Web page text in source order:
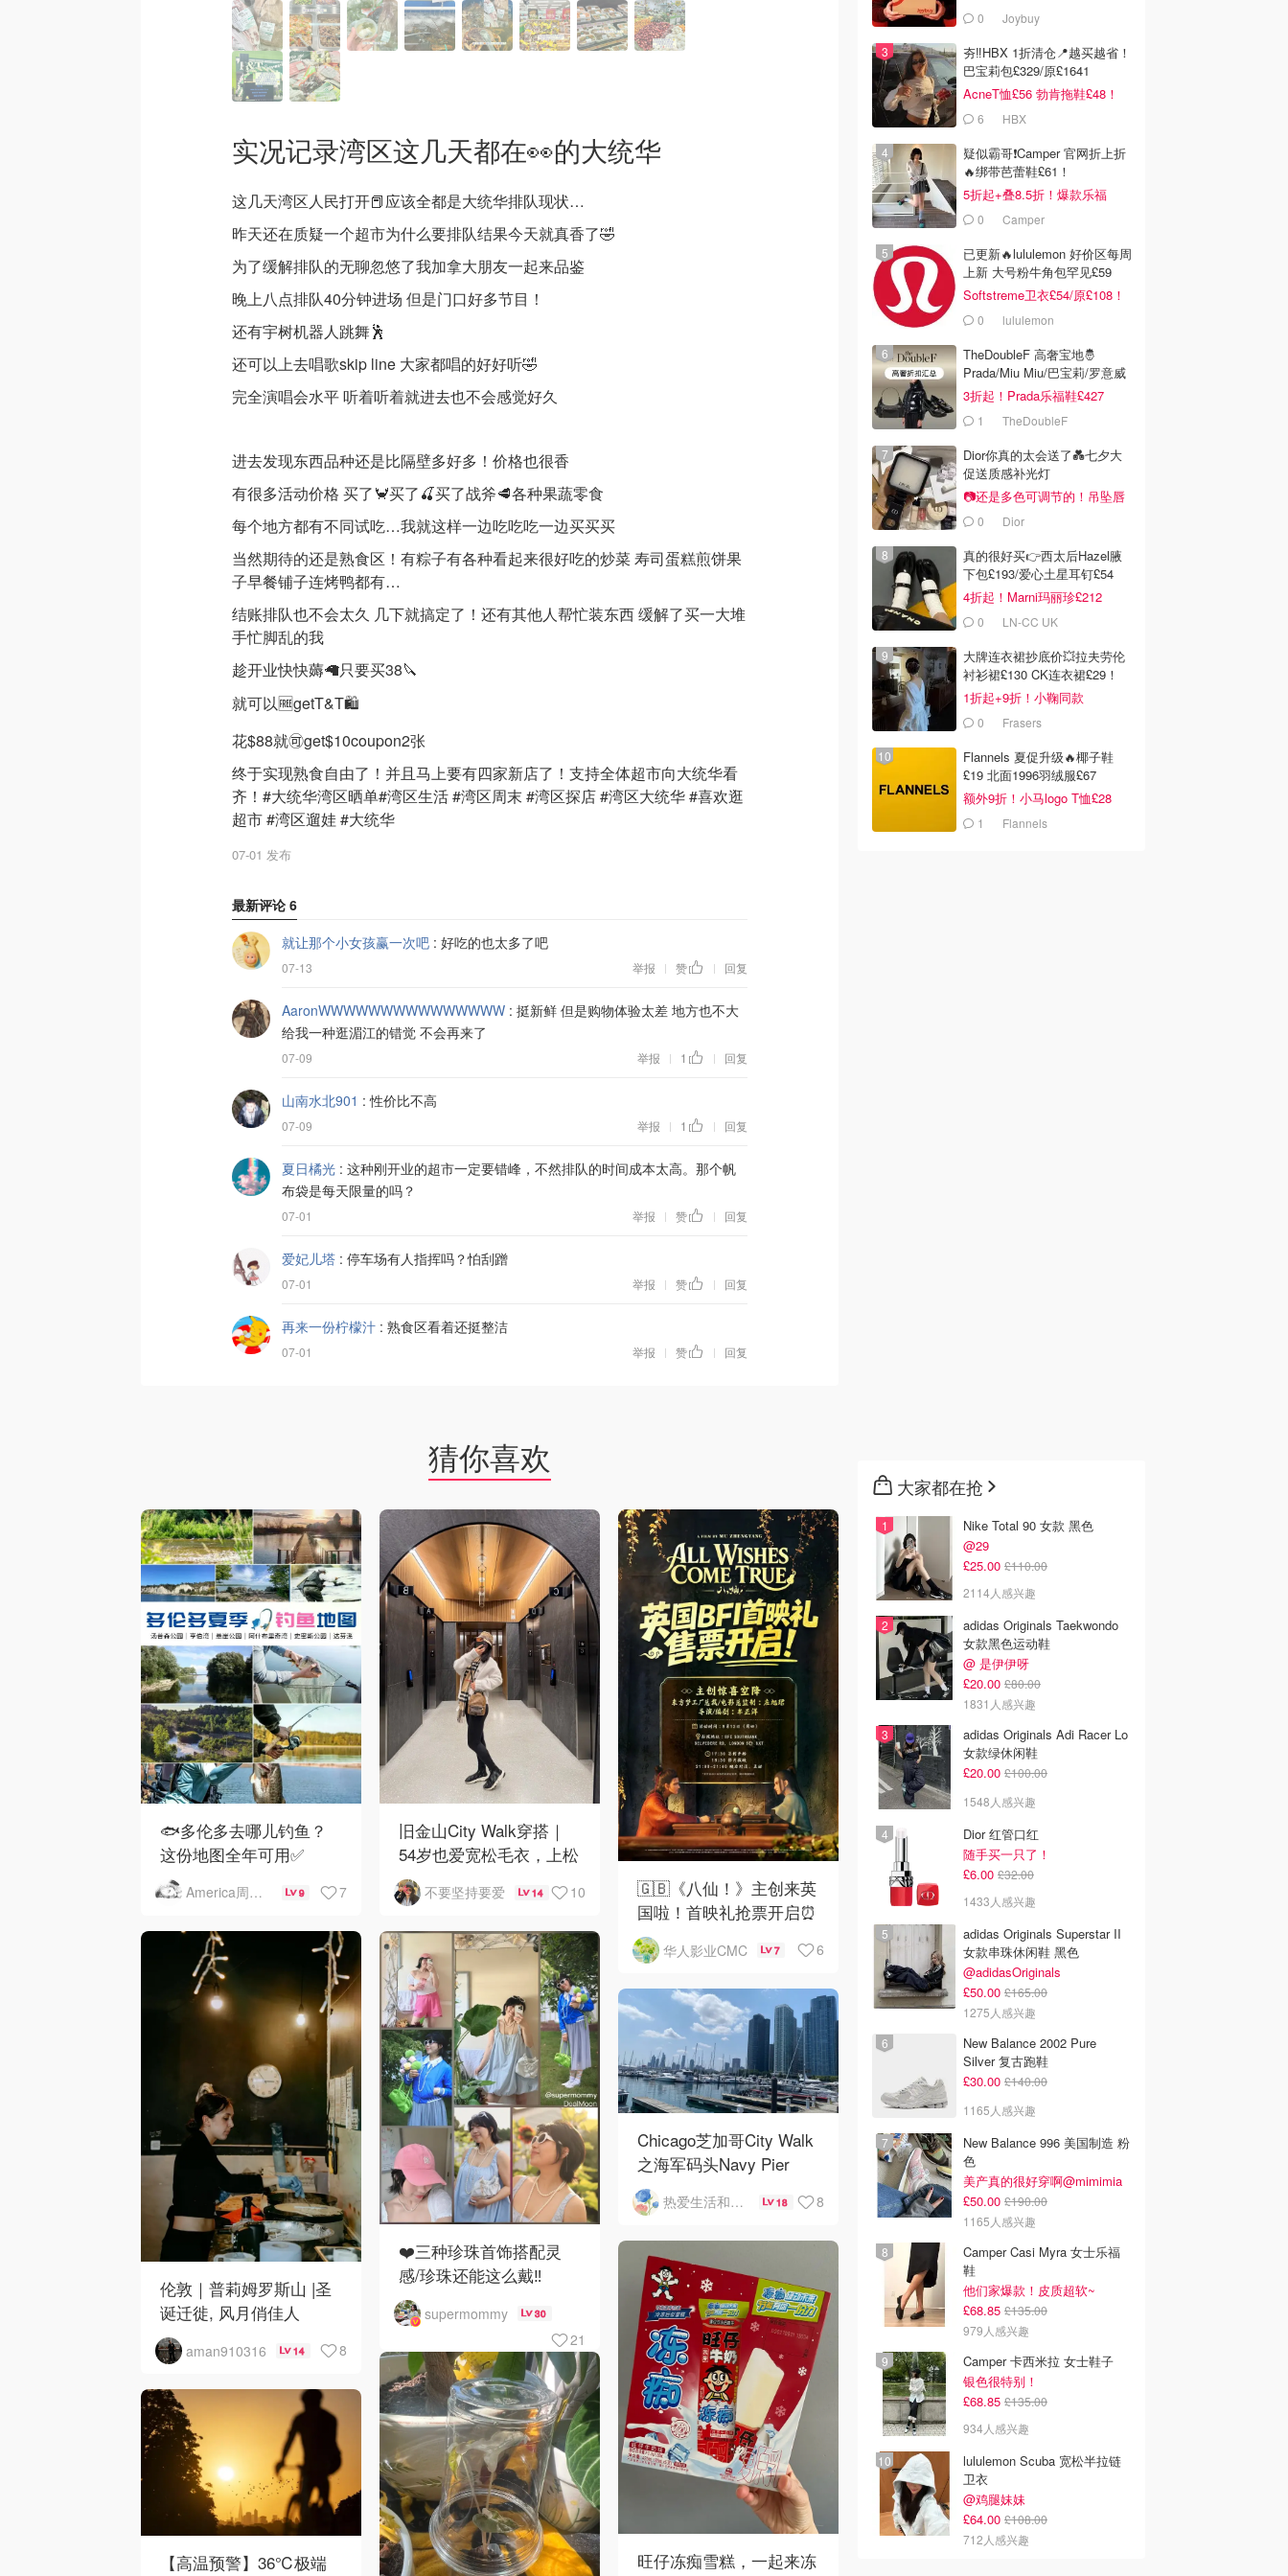
实况记录湾区这几天都在👀的大统华
这几天湾区人民打开📕应该全都是大统华排队现状…
昨天还在质疑一个超市为什么要排队结果今天就真香了🤣
为了缓解排队的无聊忽悠了我加拿大朋友一起来品鉴
晚上八点排队40分钟进场 但是门口好多节目！
还有宇树机器人跳舞🕺
还可以上去唱歌skip line 大家都唱的好好听🤣
完全演唱会水平 听着听着就进去也不会感觉好久
进去发现东西品种还是比隔壁多好多！价格也很香
有很多活动价格 买了🦀买了🍒买了战斧🥩各种果蔬零食
每个地方都有不同试吃…我就这样一边吃吃吃一边买买买
当然期待的还是熟食区！有粽子有各种看起来很好吃的炒菜 寿司蛋糕煎饼果
子早餐铺子连烤鸭都有…
结账排队也不会太久 几下就搞定了！还有其他人帮忙装东西 缓解了买一大堆
手忙脚乱的我
趁开业快快薅🦙只要买38🔪
就可以🆓getT&T🛍️
花$88就🉑get$10coupon2张
终于实现熟食自由了！并且马上要有四家新店了！支持全体超市向大统华看
齐！#大统华湾区晒单#湾区生活 #湾区周末 #湾区探店 #湾区大统华 #喜欢逛
超市 #湾区遛娃 #大统华
07-01 发布
最新评论 6
就让那个小女孩赢一次吧 : 好吃的也太多了吧
07-13 举报 | 赞 | 回复
AaronWWWWWWWWWWWWWWW : 挺新鲜 但是购物体验太差 地方也不大
给我一种逛湄江的错觉 不会再来了
07-09 举报 | 1 | 回复
山南水北901 :性价比不高
07-09 举报 | 1 | 回复
夏日橘光 : 这种刚开业的超市一定要错峰，不然排队的时间成本太高。那个帆
布袋是每天限量的吗？
07-01 举报 | 赞 | 回复
爱妃儿塔 : 停车场有人指挥吗？怕刮蹭
07-01 举报 | 赞 | 回复
再来一份柠檬汁 : 熟食区看着还挺整洁
07-01 举报 | 赞 | 回复
猜你喜欢
🐟多伦多去哪儿钓鱼？
这份地图全年可用✅
America周末快讯 9 7
旧金山City Walk穿搭｜
54岁也爱宽松毛衣，上松
下紧真的很救比例
不要坚持要爱 14 10
🇬🇧《八仙！》主创来英
国啦！首映礼抢票开启⏰
华人影业CMC 7 6
伦敦｜普莉姆罗斯山 |圣
诞迁徙, 风月俏佳人
aman910316 14 8
❤️三种珍珠首饰搭配灵
感/珍珠还能这么戴‼️
supermommy 30
21
Chicago芝加哥City Walk
之海军码头Navy Pier
热爱生活和自由的轻舞飞扬 18 8
旺仔冻痴雪糕，一起来冻
【高温预警】36℃极端
£110 Joybuy
夯‼️HBX 1折清仓📍越买越省！
巴宝莉包£329/原£1641
AcneT恤£56 勃肯拖鞋£48！
6 HBX
疑似霸哥❗️Camper 官网折上折
🔥绑带芭蕾鞋£61！
5折起+叠8.5折！爆款乐福
£68！
0 Camper
已更新🔥lululemon 好价区每周
上新 大号粉牛角包罕见£59
Softstreme卫衣£54/原£108！
0 lululemon
TheDoubleF 高奢宝地🤴
Prada/Miu Miu/巴宝莉/罗意威
3折起！Prada乐福鞋£427
1 TheDoubleF
Dior你真的太会送了💑七夕大
促送质感补光灯
📷还是多色可调节的！吊坠唇
蜜£33
0 Dior
真的很好买👉西太后Hazel腋
下包£193/爱心土星耳钉£54
4折起！Marni玛丽珍£212
0 LN-CC UK
大牌连衣裙抄底价💥拉夫劳伦
衬衫裙£130 CK连衣裙£29！
1折起+9折！小鞠同款
Ganni£88
0 Frasers
Flannels 夏促升级🔥椰子鞋
£19 北面1996羽绒服£67
额外9折！小马logo T恤£28
1 Flannels
大家都在抢
Nike Total 90 女款 黑色
@29
£25.00 £110.00
2114人感兴趣
adidas Originals Taekwondo
女款黑色运动鞋
@ 是伊伊呀
£20.00 £80.00
1831人感兴趣
adidas Originals Adi Racer Lo
女款绿休闲鞋
£20.00 £100.00
1548人感兴趣
Dior 红管口红
随手买一只了！
£6.00 £32.00
1433人感兴趣
adidas Originals Superstar II
女款串珠休闲鞋 黑色
@adidasOriginals
£50.00 £165.00
1275人感兴趣
New Balance 2002 Pure
Silver 复古跑鞋
£30.00 £140.00
1165人感兴趣
New Balance 996 美国制造 粉
色
美产真的很好穿啊@mimimia
£50.00 £190.00
1165人感兴趣
Camper Casi Myra 女士乐福
鞋
他们家爆款！皮质超软~
£68.85 £135.00
979人感兴趣
Camper 卡西米拉 女士鞋子
银色很特别！
£68.85 £135.00
934人感兴趣
lululemon Scuba 宽松半拉链
卫衣
@鸡腿妹妹
£64.00 £108.00
712人感兴趣